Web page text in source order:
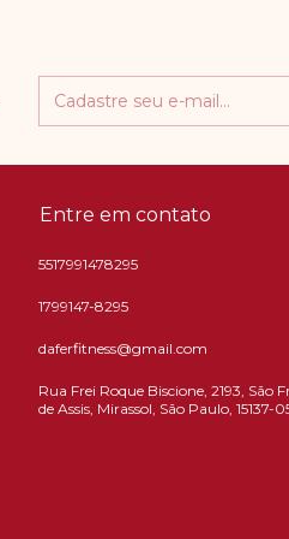
Entre em contato
5517991478295
1799147-8295
daferfitness@gmail.com
Rua Frei Roque Biscione, 2193, São
de Assis, Mirassol, São Paulo, 15137-